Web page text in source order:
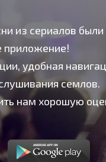
из сериалов
приложение!
удобная
семлов.
нам хорошую